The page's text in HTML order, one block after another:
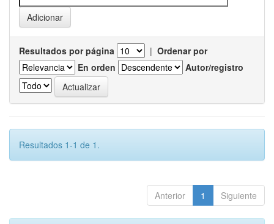
Resultados por página | Ordenar por
En orden
Autor/registro
Resultados 1-1 de 1.
Anterior 1 Siguiente